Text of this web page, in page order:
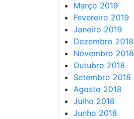
Março 2019
Fevereiro 2019
Janeiro 2019
Dezembro 2018
Novembro 2018
Outubro 2018
Setembro 2018
Agosto 2018
Julho 2018
Junho 2018